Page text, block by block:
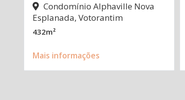
Condomínio Alphaville Nova
Esplanada, Votorantim
432m²
Mais informações